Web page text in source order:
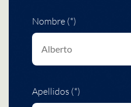
Nombre (*)
Apellidos (*)